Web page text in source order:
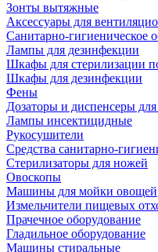
Зонты вытяжные
Аксессуары для
Санитарно-гигиеническое
Лампы для дезинфекции
Шкафы для стерилизации
Шкафы для дезинфекции
Фены
Дозаторы и диспенсеры
Лампы инсектицидные
Рукосушители
Средства санитарно-
Стерилизаторы для ножей
Овоскопы
Машины для мойки овощей
Измельчители пищевых
Прачечное оборудование
Гладильное оборудование
Машины стиральные